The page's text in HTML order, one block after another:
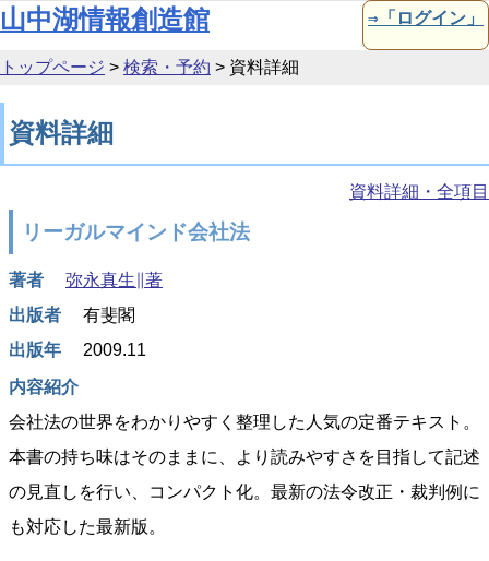
本文へ移動
山中湖情報創造館 ⇒「ログイン」
トップページ > 検索・予約 > 資料詳細
資料詳細
資料詳細・全項目
リーガルマインド会社法
著者
弥永真生∥著
出版者
有斐閣
出版年
2009.11
内容紹介
会社法の世界をわかりやすく整理した人気の定番テキスト。
本書の持ち味はそのままに、より読みやすさを目指して記述
の見直しを行い、コンパクト化。最新の法令改正・裁判例に
も対応した最新版。